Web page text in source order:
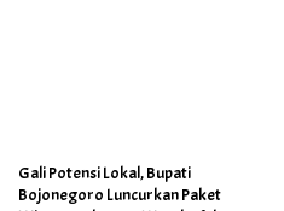
Gali Potensi Lokal, Bupati
Bojonegoro Luncurkan Paket